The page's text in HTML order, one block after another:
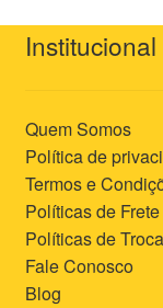
Institucional
Quem Somos
Política de
Termos e
Políticas de Frete
Políticas de
Fale Conosco
Blog